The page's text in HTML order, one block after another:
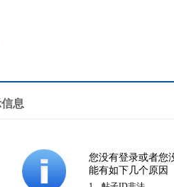
息
您没有登录或者您
能有如下几个原因